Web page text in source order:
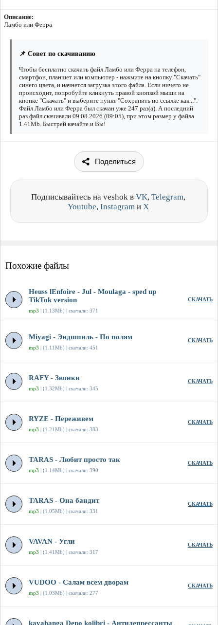
Описание:
Ламбо или Ферра
📌 Совет по скачиванию
Чтобы бесплатно скачать файл Ламбо или Ферра на телефон,
смартфон, планшет или компьютер - нажмите на кнопку "Скачать"
синего цвета, и начнется загрузка этого файла. Если ничего не
происходит, попробуйте кликнуть правой кнопкой мыши на
кнопке "Скачать" и выберите пункт "Сохранить по ссылке как...".
Файл Ламбо или Ферра был скачан уже 247 раз(а). А последний
раз файл скачивали 09.08.2026 (09:05), при этом размер у файла
1.41Mb. Быстрей качайте и Вы!
Поделиться
Подписывайтесь на veshok в VK, Telegram,
Youtube, Instagram и X
Похожие файлы
Heuss lEnfoirе - Jul - Moulaga - sped up
TikTok version
mp3 | (1.13Mb) | скачали: 371
СКАЧАТЬ
Miyagi - Эндшпиль - По полям
mp3 | (1.11Mb) | скачали: 451
СКАЧАТЬ
RAFY - Звонки
mp3 | (1.32Mb) | скачали: 345
СКАЧАТЬ
RYZE - Переживем
mp3 | (1.21Mb) | скачали: 383
СКАЧАТЬ
TARAS - Любит просто так
mp3 | (1.14Mb) | скачали: 390
СКАЧАТЬ
TARAS - Она бандит
mp3 | (1.05Mb) | скачали: 331
СКАЧАТЬ
VAVAN - Угли
mp3 | (1.41Mb) | скачали: 317
СКАЧАТЬ
VUDOO - Салам всем дворам
mp3 | (1.03Mb) | скачали: 277
СКАЧАТЬ
kavabanga Depo kolibri - Антидепрессанты